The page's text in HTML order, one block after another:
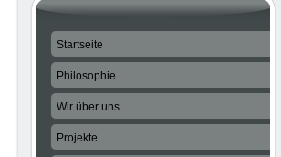
Startseite
Philosophie
Wir über uns
Projekte